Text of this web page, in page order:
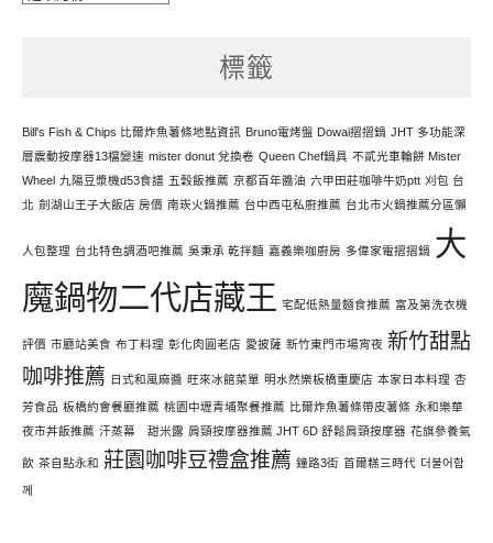
標籤
Bill's Fish & Chips 比爾炸魚薯條地點資訊 Bruno電烤盤 Dowai摺摺鍋 JHT 多功能深
層震動按摩器13檔變速 mister donut 兌換卷 Queen Chef鍋具 不貳光車輪餅 Mister
Wheel 九陽豆漿機d53食譜 五穀飯推薦 京都百年醬油 六甲田莊咖啡牛奶ptt 刈包 台
北 劍湖山王子大飯店 房價 南崁火鍋推薦 台中西屯私廚推薦 台北市火鍋推薦分區懶
人包整理 台北特色調酒吧推薦 吳秉承 乾拌麵 嘉義樂咖廚房 多偉家電摺摺鍋 大
魔鍋物二代店藏王 宅配低熱量麵食推薦 富及第洗衣機
評價 市廳站美食 布丁料理 彰化肉圓老店 愛披薩 新竹東門市場宵夜 新竹甜點
咖啡推薦 日式和風麻醬 旺來冰館菜單 明水然樂板橋重慶店 本家日本料理 杏
芳食品 板橋約會餐廳推薦 桃園中壢青埔聚餐推薦 比爾炸魚薯條帶皮薯條 永和樂華
夜市丼飯推薦 汗蒸幕 甜米露 肩頸按摩器推薦 JHT 6D 舒鬆肩頸按摩器 花旗參養氣
飲 茶自點永和 莊園咖啡豆禮盒推薦 鐘路3街 首爾糕三時代 더불어함
께